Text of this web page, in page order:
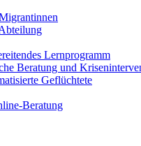
Lernprogramm
Beratung und
Geflüchtete
Beratung